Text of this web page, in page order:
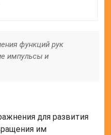
функций рук
импульсы и
для развития
им